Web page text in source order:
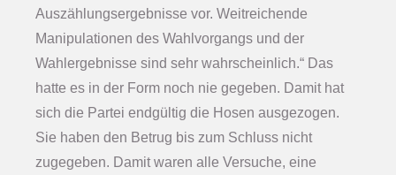
Auszählungsergebnisse vor. Weitreichende
Manipulationen des Wahlvorgangs und der
Wahlergebnisse sind sehr wahrscheinlich.“ Das
hatte es in der Form noch nie gegeben. Damit hat
sich die Partei endgültig die Hosen ausgezogen.
Sie haben den Betrug bis zum Schluss nicht
zugegeben. Damit waren alle Versuche, eine